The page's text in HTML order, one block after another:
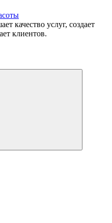
качество услуг, создает
клиентов.